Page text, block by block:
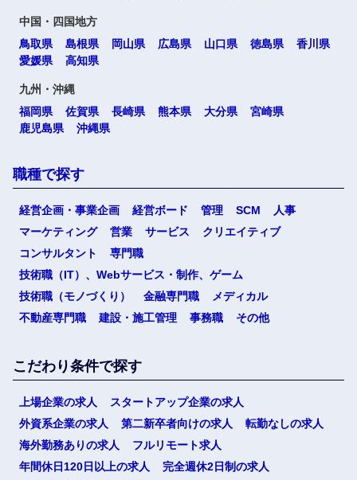
中国・四国地方
鳥取県
島根県 岡山県 広島県 山口県 徳島県
香川県
愛媛県
高知県
九州・沖縄
福岡県
佐賀県 長崎県 熊本県 大分県
宮崎県
鹿児島県
沖縄県
職種で探す
経営企画・事業企画 経営ボード 管理 SCM
人事
マーケティング
営業 サービス
クリエイティブ
コンサルタント
専門職
技術職（IT）、Webサービス・制作、ゲーム
技術職（モノづくり）
金融専門職
メディカル
不動産専門職
建設・施工管理 事務職 その他
こだわり条件で探す
上場企業の求人
スタートアップ企業の求人
外資系企業の求人
第二新卒者向けの求人
転勤なしの求人
海外勤務ありの求人
フルリモート求人
年間休日120日以上の求人
完全週休2日制の求人